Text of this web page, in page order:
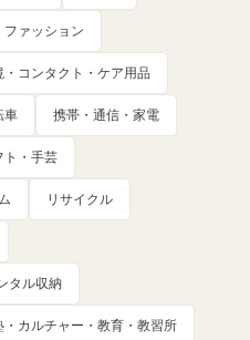
ファッション
・コンタクト・ケア用品
車 携帯・通信・家電
ト・手芸
リサイクル
タル収納
・カルチャー・教育・教習所